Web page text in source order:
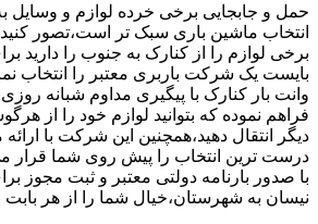
حمل و جابجایی برخی خرده لوازم و وسایل
انتخاب ماشین باری سبک تر است،تصور
برخی لوازم را از کنارک به جنوب را دارید
بایست یک شرکت باربری معتبر را انتخاب
وانت بار کنارک با پیگیری مداوم شبانه
فراهم نموده که بتوانید لوازم خود را از
دیگر انتقال دهید،همچنین این شرکت با
درست ترین انتخاب را پیش روی شما قرار
با صدور بارنامه دولتی معتبر و ثبت مجوز
نیسان به شهرستان،خیال شما را از هر